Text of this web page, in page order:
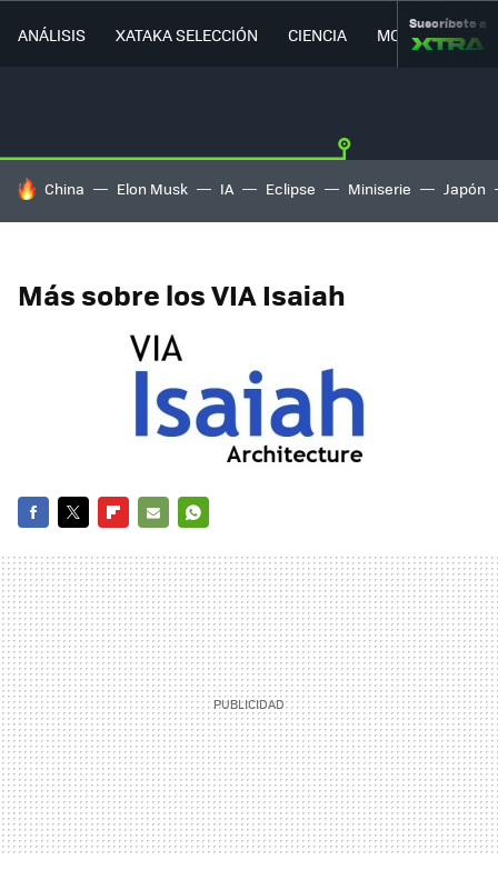
ANÁLISIS XATAKA SELECCIÓN CIENCIA MOVILIDAD
Suscríbete a
HOY SE HABLA DE
China Elon Musk IA Eclipse Miniserie Japón
Más sobre los VIA Isaiah
MAIL